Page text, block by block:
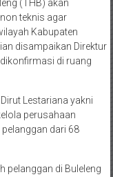
(THB) akan
teknis agar
Kabupaten
disampaikan Direktur
di ruang
Lestariana yakni
perusahaan
dari 68
pelanggan di Buleleng